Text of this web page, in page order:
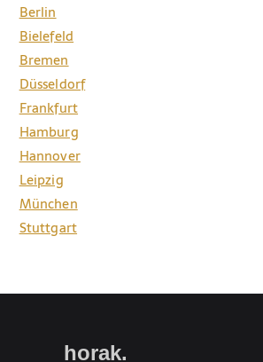
Berlin
Bielefeld
Bremen
Düsseldorf
Frankfurt
Hamburg
Hannover
Leipzig
München
Stuttgart
horak.